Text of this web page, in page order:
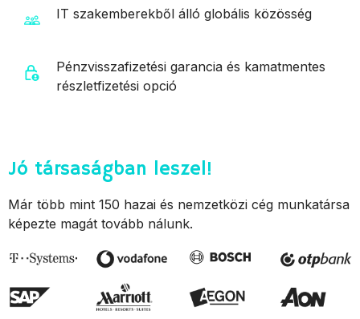
IT szakemberekből álló globális közösség
Pénzvisszafizetési garancia és kamatmentes
részletfizetési opció
Jó társaságban leszel!
Már több mint 150 hazai és nemzetközi cég munkatársa
képezte magát tovább nálunk.